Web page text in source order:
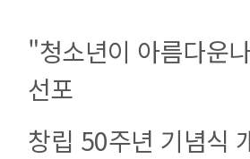
"청소년이 아름다운
선포
창립 50주년 기념식